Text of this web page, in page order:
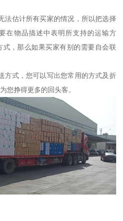
法估计所有买家的情况，所以把选择
在物品描述中表明所支持的运输方
，那么如果买家有别的需要自会联
方式，您可以写出您常用的方式及折
您挣得更多的回头客。